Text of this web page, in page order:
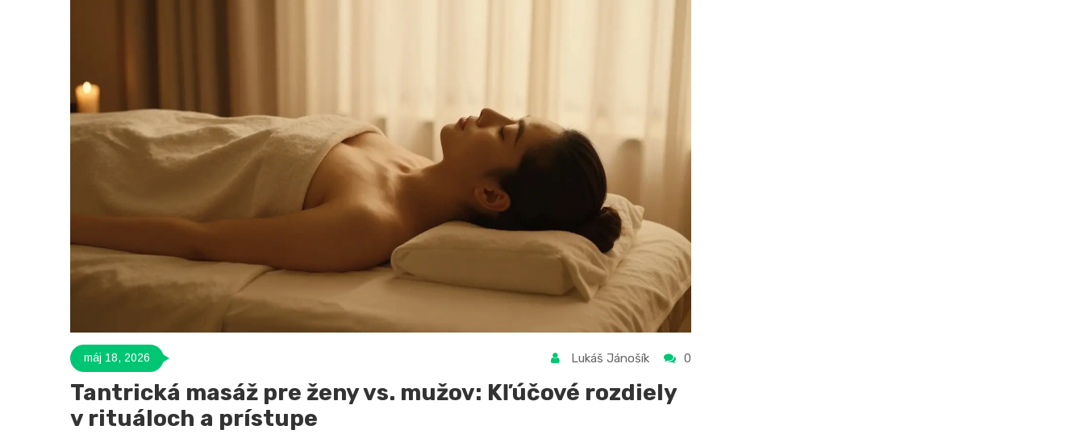
máj 18, 2026 Lukáš Jánošík 0
Tantrická masáž pre ženy vs. mužov: Kľúčové rozdiely
v rituáloch a prístupe